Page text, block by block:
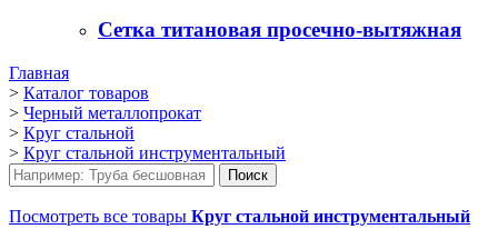
Сетка титановая просечно-вытяжная
Главная
> Каталог товаров
> Черный металлопрокат
> Круг стальной
> Круг стальной инструментальный
Посмотреть все товары Круг стальной инструментальный